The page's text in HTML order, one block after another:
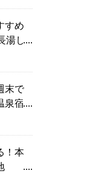
すめ
湯し
末で
泉宿
！本